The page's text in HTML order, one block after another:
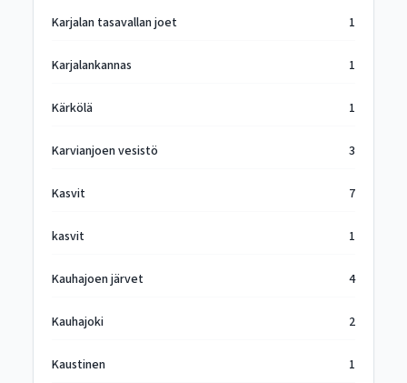
Karjalan tasavallan joet 1
Karjalankannas 1
Kärkölä 1
Karvianjoen vesistö 3
Kasvit 7
kasvit 1
Kauhajoen järvet 4
Kauhajoki 2
Kaustinen 1